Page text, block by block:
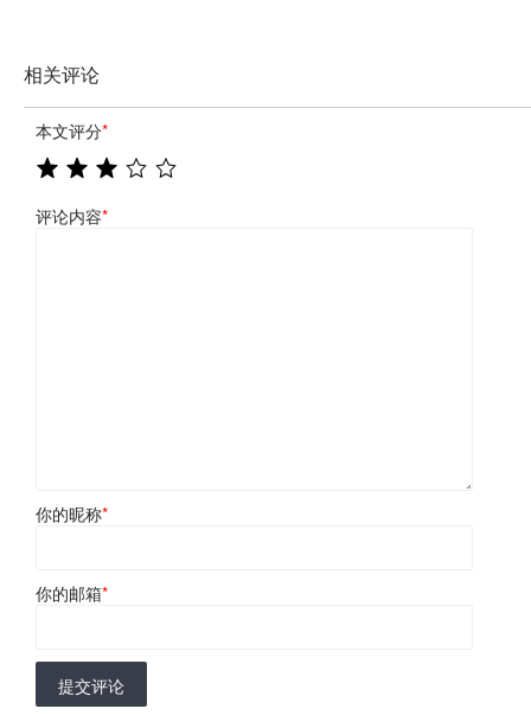
相关评论
本文评分*
评论内容*
你的昵称*
你的邮箱*
提交评论